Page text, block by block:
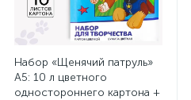
Набор «Щенячий патруль»
А5: 10 л цветного
одностороннего картона +